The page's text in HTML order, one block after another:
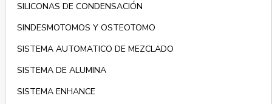
SILICONAS DE CONDENSACIÓN
SINDESMOTOMOS Y OSTEOTOMO
SISTEMA AUTOMATICO DE MEZCLADO
SISTEMA DE ALUMINA
SISTEMA ENHANCE